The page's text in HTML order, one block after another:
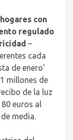
con
regulado
–
cada
de enero’
millones de
de la luz
euros al
media.